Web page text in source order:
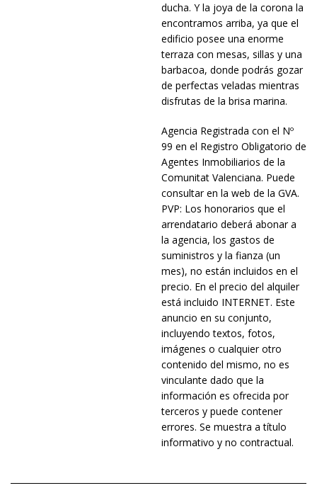
ducha. Y la joya de la corona la
encontramos arriba, ya que el
edificio posee una enorme
terraza con mesas, sillas y una
barbacoa, donde podrás gozar
de perfectas veladas mientras
disfrutas de la brisa marina.
Agencia Registrada con el Nº
99 en el Registro Obligatorio de
Agentes Inmobiliarios de la
Comunitat Valenciana. Puede
consultar en la web de la GVA.
PVP: Los honorarios que el
arrendatario deberá abonar a
la agencia, los gastos de
suministros y la fianza (un
mes), no están incluidos en el
precio. En el precio del alquiler
está incluido INTERNET. Este
anuncio en su conjunto,
incluyendo textos, fotos,
imágenes o cualquier otro
contenido del mismo, no es
vinculante dado que la
información es ofrecida por
terceros y puede contener
errores. Se muestra a título
informativo y no contractual.